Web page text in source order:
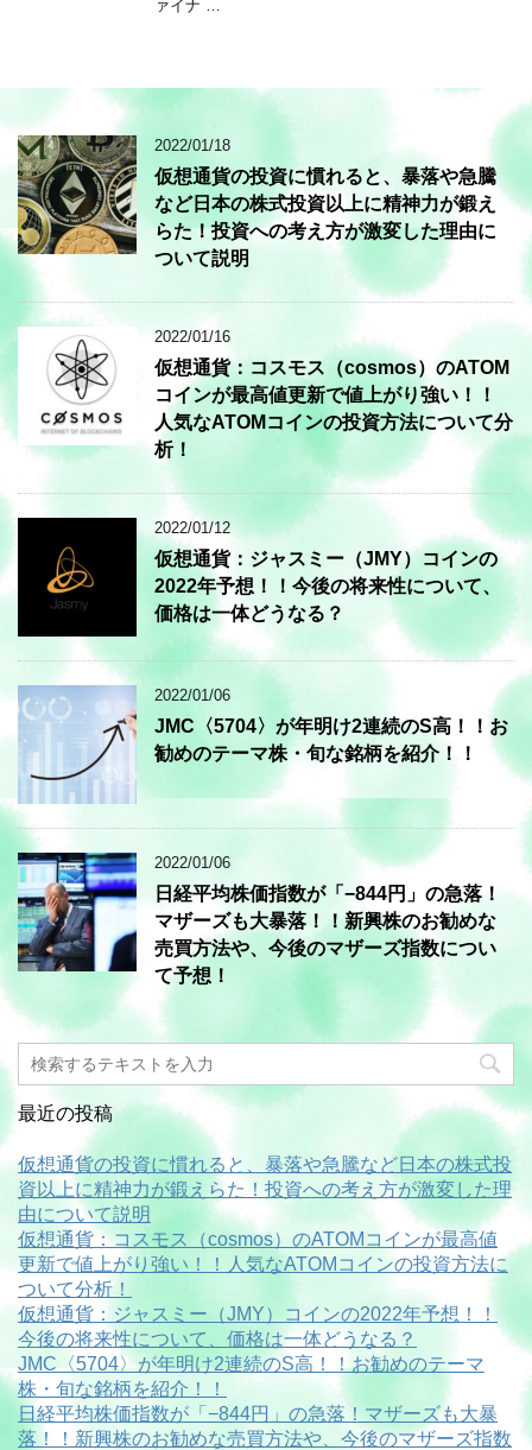
ァイナ …
2022/01/18
仮想通貨の投資に慣れると、暴落や急騰
など日本の株式投資以上に精神力が鍛え
らた！投資への考え方が激変した理由に
ついて説明
2022/01/16
仮想通貨：コスモス（cosmos）のATOM
コインが最高値更新で値上がり強い！！
人気なATOMコインの投資方法について分
析！
2022/01/12
仮想通貨：ジャスミー（JMY）コインの
2022年予想！！今後の将来性について、
価格は一体どうなる？
2022/01/06
JMC〈5704〉が年明け2連続のS高！！お
勧めのテーマ株・旬な銘柄を紹介！！
2022/01/06
日経平均株価指数が「−844円」の急落！
マザーズも大暴落！！新興株のお勧めな
売買方法や、今後のマザーズ指数につい
て予想！
最近の投稿
仮想通貨の投資に慣れると、暴落や急騰など日本の株式投
資以上に精神力が鍛えらた！投資への考え方が激変した理
由について説明
仮想通貨：コスモス（cosmos）のATOMコインが最高値
更新で値上がり強い！！人気なATOMコインの投資方法に
ついて分析！
仮想通貨：ジャスミー（JMY）コインの2022年予想！！
今後の将来性について、価格は一体どうなる？
JMC〈5704〉が年明け2連続のS高！！お勧めのテーマ
株・旬な銘柄を紹介！！
日経平均株価指数が「−844円」の急落！マザーズも大暴
落！！新興株のお勧めな売買方法や、今後のマザーズ指数